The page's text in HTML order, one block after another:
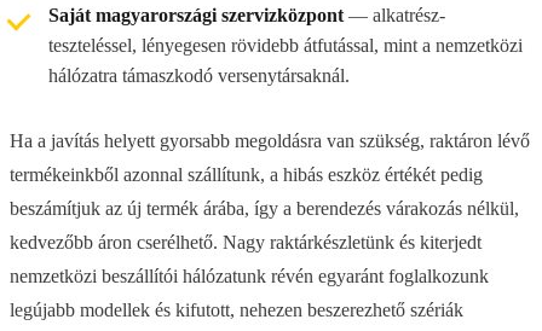
Saját magyarországi szervizközpont — alkatrész-
teszteléssel, lényegesen rövidebb átfutással, mint a nemzetközi
hálózatra támaszkodó versenytársaknál.
Ha a javítás helyett gyorsabb megoldásra van szükség, raktáron lévő
termékeinkből azonnal szállítunk, a hibás eszköz értékét pedig
beszámítjuk az új termék árába, így a berendezés várakozás nélkül,
kedvezőbb áron cserélhető. Nagy raktárkészletünk és kiterjedt
nemzetközi beszállítói hálózatunk révén egyaránt foglalkozunk
legújabb modellek és kifutott, nehezen beszerezhető szériák